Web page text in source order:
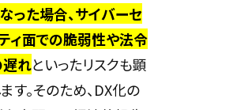
った場合、サイバーセ
ィ面での脆弱性や法令
れといったリスクも顕
す。そのため、DX化の